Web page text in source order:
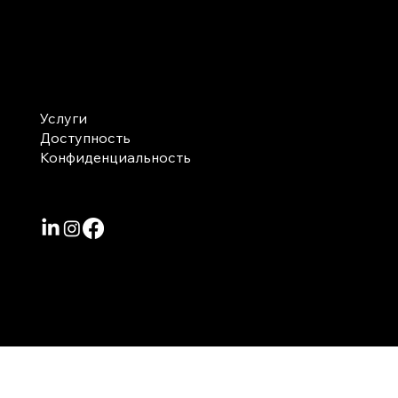
Услуги
Доступность
Конфиденциальность